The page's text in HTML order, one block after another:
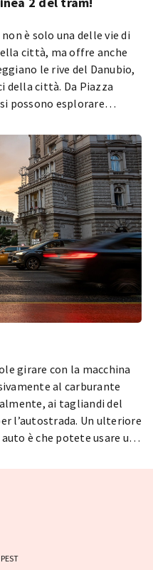
è solo una delle vie di
città, ma offre anche
le rive del Danubio,
della città. Da Piazza
possono esplorare
speciale e unica.
girare con la macchina
al carburante
ai tagliandi del
l’autostrada. Un ulteriore
è che potete usare un
d’inverno, tra le colline,
nel centro, con una